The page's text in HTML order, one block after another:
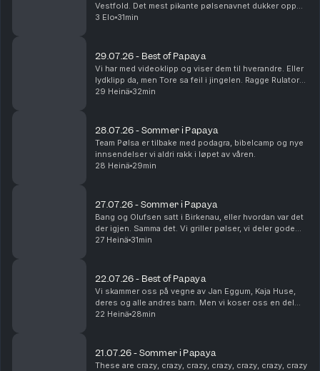
Vestfold. Det mest pikante pølsenavnet dukker opp
og vi rydder i fryseren. Yes.
3 Elo 31min
29.07.26 - Best of Papaya
Vi har med videoklipp og viser dem til hverandre. Eller
lydklipp da, men Tore sa feil i jingelen. Ragge Rulator
dukker opp, og Steinar utsettes for på-bekostnings-
29 Heinä 32min
28.07.26 - Sommer i Papaya
Team Pølsa er tilbake med podagra, bibelcamp og nye
innsendelser vi aldri rakk i løpet av våren.
28 Heinä 29min
27.07.26 - Sommer i Papaya
Bang og Olufsen satt i Birkenau, eller hvordan var det
der igjen. Samma det. Vi griller pølser, vi deler gode
sommerminner og vi tømmer postkassa vår. Det er fint.
27 Heinä 31min
22.07.26 - Best of Papaya
Vi skammer oss på vegne av Jan Eggum, Kaja Huse,
deres og alle andres barn. Men vi koser oss en del
med høydepunkter fra sesongen som gikk.
22 Heinä 28min
21.07.26 - Sommer i Papaya
These are crazy, crazy, crazy, crazy, crazy, crazy, crazy